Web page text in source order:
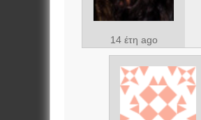
14 έτη ago